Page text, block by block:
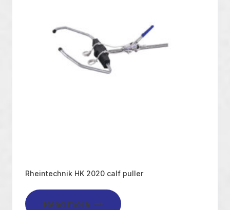
Rheintechnik HK 2020 calf puller
Read more